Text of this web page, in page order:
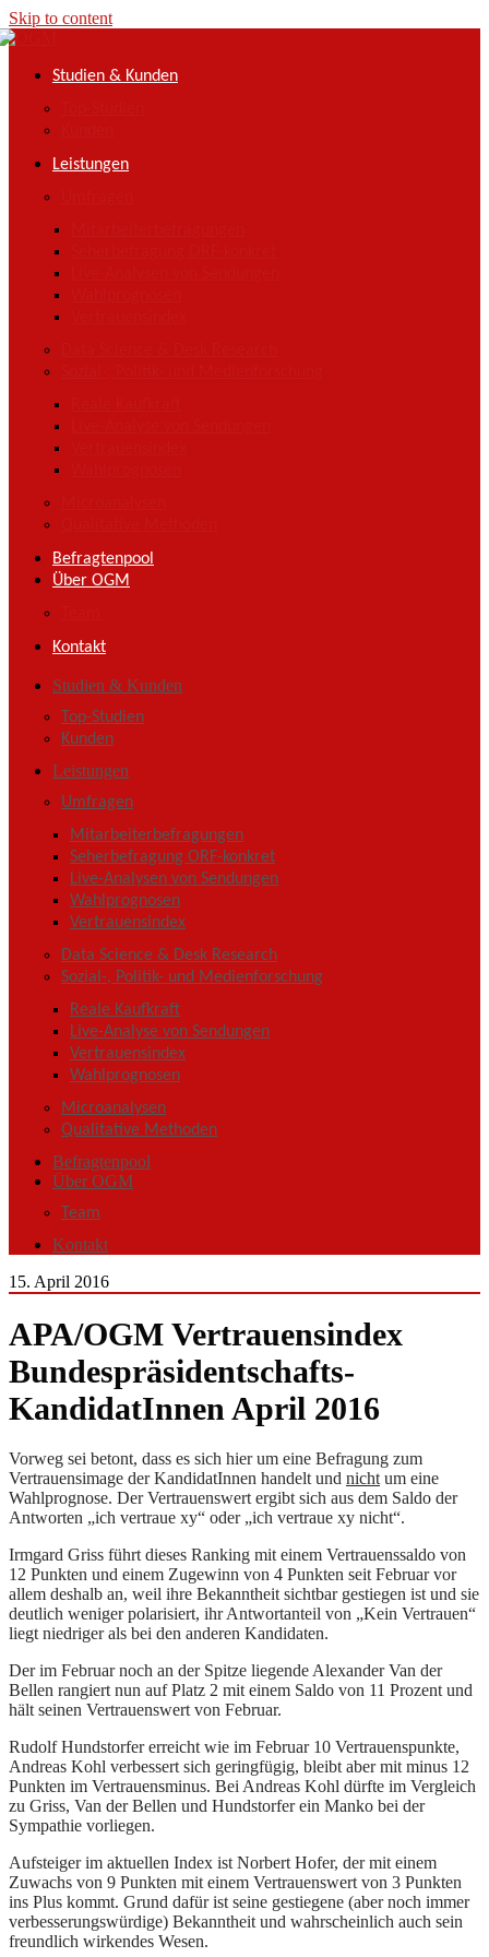
Skip to content
Studien & Kunden
Leistungen
Befragtenpool
Über OGM
Kontakt
Studien & Kunden
Top-Studien
Kunden
Leistungen
Umfragen
Mitarbeiterbefragungen
Seherbefragung ORF-konkret
Live-Analysen von Sendungen
Wahlprognosen
Vertrauensindex
Data Science & Desk Research
Sozial-, Politik- und Medienforschung
Reale Kaufkraft
Live-Analyse von Sendungen
Vertrauensindex
Wahlprognosen
Microanalysen
Qualitative Methoden
Befragtenpool
Über OGM
Team
Kontakt
15. April 2016
APA/OGM Vertrauensindex
Bundespräsidentschafts-
KandidatInnen April 2016
Vorweg sei betont, dass es sich hier um eine Befragung zum
Vertrauensimage der KandidatInnen handelt und nicht um eine
Wahlprognose. Der Vertrauenswert ergibt sich aus dem Saldo der
Antworten „ich vertraue xy“ oder „ich vertraue xy nicht“.
Irmgard Griss führt dieses Ranking mit einem Vertrauenssaldo von
12 Punkten und einem Zugewinn von 4 Punkten seit Februar vor
allem deshalb an, weil ihre Bekanntheit sichtbar gestiegen ist und sie
deutlich weniger polarisiert, ihr Antwortanteil von „Kein Vertrauen“
liegt niedriger als bei den anderen Kandidaten.
Der im Februar noch an der Spitze liegende Alexander Van der
Bellen rangiert nun auf Platz 2 mit einem Saldo von 11 Prozent und
hält seinen Vertrauenswert von Februar.
Rudolf Hundstorfer erreicht wie im Februar 10 Vertrauenspunkte,
Andreas Kohl verbessert sich geringfügig, bleibt aber mit minus 12
Punkten im Vertrauensminus. Bei Andreas Kohl dürfte im Vergleich
zu Griss, Van der Bellen und Hundstorfer ein Manko bei der
Sympathie vorliegen.
Aufsteiger im aktuellen Index ist Norbert Hofer, der mit einem
Zuwachs von 9 Punkten mit einem Vertrauenswert von 3 Punkten
ins Plus kommt. Grund dafür ist seine gestiegene (aber noch immer
verbesserungswürdige) Bekanntheit und wahrscheinlich auch sein
freundlich wirkendes Wesen.